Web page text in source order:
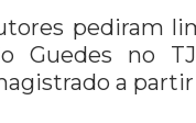
pediram
Guedes no
a